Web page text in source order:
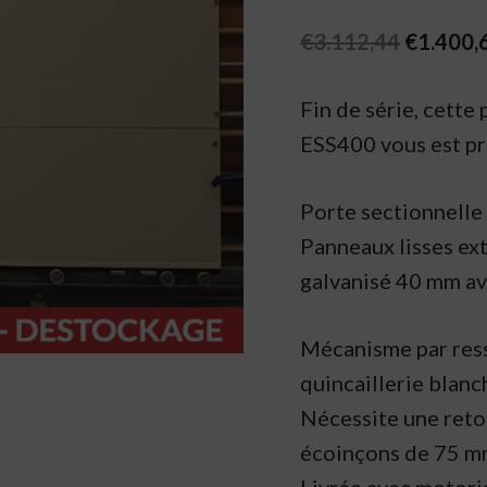
€3.112,44 Original
was:
€
Fin de série, cette
ESS400 vous est
Porte sectionnelle
Panneaux lisses
galvanisé 40 mm
Mécanisme par
quincaillerie
Nécessite une
écoinçons de 75